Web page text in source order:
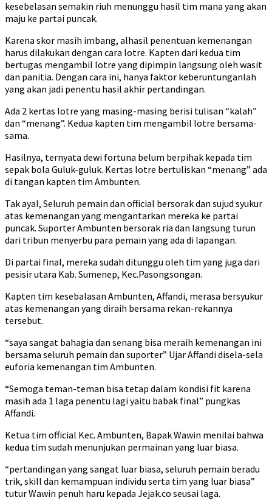
kesebelasan semakin riuh menunggu hasil tim mana yang akan
maju ke partai puncak.
Karena skor masih imbang, alhasil penentuan kemenangan
harus dilakukan dengan cara lotre. Kapten dari kedua tim
bertugas mengambil lotre yang dipimpin langsung oleh wasit
dan panitia. Dengan cara ini, hanya faktor keberuntunganlah
yang akan jadi penentu hasil akhir pertandingan.
Ada 2 kertas lotre yang masing-masing berisi tulisan “kalah”
dan “menang”. Kedua kapten tim mengambil lotre bersama-
sama.
Hasilnya, ternyata dewi fortuna belum berpihak kepada tim
sepak bola Guluk-guluk. Kertas lotre bertuliskan “menang” ada
di tangan kapten tim Ambunten.
Tak ayal, Seluruh pemain dan official bersorak dan sujud syukur
atas kemenangan yang mengantarkan mereka ke partai
puncak. Suporter Ambunten bersorak ria dan langsung turun
dari tribun menyerbu para pemain yang ada di lapangan.
Di partai final, mereka sudah ditunggu oleh tim yang juga dari
pesisir utara Kab. Sumenep, Kec.Pasongsongan.
Kapten tim kesebalasan Ambunten, Affandi, merasa bersyukur
atas kemenangan yang diraih bersama rekan-rekannya
tersebut.
“saya sangat bahagia dan senang bisa meraih kemenangan ini
bersama seluruh pemain dan suporter” Ujar Affandi disela-sela
euforia kemenangan tim Ambunten.
“Semoga teman-teman bisa tetap dalam kondisi fit karena
masih ada 1 laga penentu lagi yaitu babak final” pungkas
Affandi.
Ketua tim official Kec. Ambunten, Bapak Wawin menilai bahwa
kedua tim sudah menunjukan permainan yang luar biasa.
“pertandingan yang sangat luar biasa, seluruh pemain beradu
trik, skill dan kemampuan individu serta tim yang luar biasa”
tutur Wawin penuh haru kepada Jejak.co seusai laga.